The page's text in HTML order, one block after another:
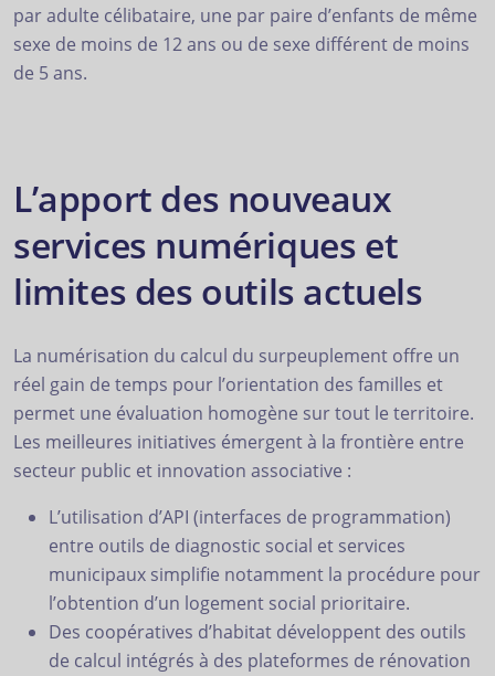
par adulte célibataire, une par paire d’enfants de même
sexe de moins de 12 ans ou de sexe différent de moins
de 5 ans.
L’apport des nouveaux
services numériques et
limites des outils actuels
La numérisation du calcul du surpeuplement offre un
réel gain de temps pour l’orientation des familles et
permet une évaluation homogène sur tout le territoire.
Les meilleures initiatives émergent à la frontière entre
secteur public et innovation associative :
L’utilisation d’API (interfaces de programmation)
entre outils de diagnostic social et services
municipaux simplifie notamment la procédure pour
l’obtention d’un logement social prioritaire.
Des coopératives d’habitat développent des outils
de calcul intégrés à des plateformes de rénovation